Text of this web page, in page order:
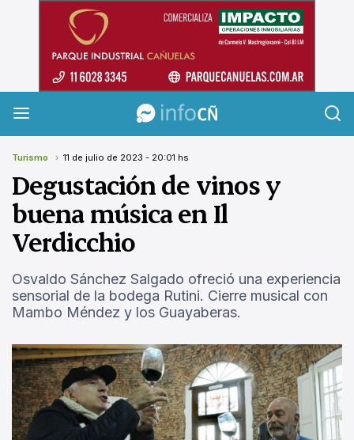
InfoCañuelas
Turismo 11 de julio de 2023 - 20:01 hs
Degustación de vinos y
buena música en Il
Verdicchio
Osvaldo Sánchez Salgado ofreció una experiencia
sensorial de la bodega Rutini. Cierre musical con
Mambo Méndez y los Guayaberas.